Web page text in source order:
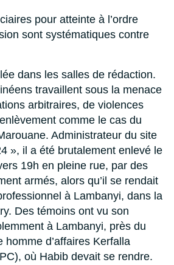
pour atteinte à l’ordre
sont systématiques contre
dans les salles de rédaction.
travaillent sous la menace
arbitraires, de violences
comme le cas du
Administrateur du site
», il a été brutalement enlevé le
19h en pleine rue, par des
armés, alors qu’il se rendait
à Lambanyi, dans la
Des témoins ont vu son
à Lambanyi, près du
homme d’affaires Kerfalla
où Habib devait se rendre.